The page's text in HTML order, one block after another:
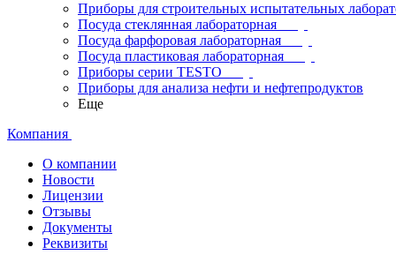
Приборы для строительных испытательных
Посуда стеклянная лабораторная
Посуда фарфоровая лабораторная
Посуда пластиковая лабораторная
Приборы серии TESTO
Приборы для анализа нефти и нефтепродуктов
Еще
Компания
О компании
Новости
Лицензии
Отзывы
Документы
Реквизиты